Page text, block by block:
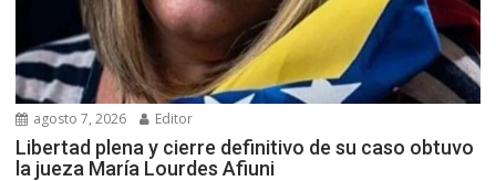
agosto 7, 2026 Editor
Libertad plena y cierre definitivo de su caso obtuvo
la jueza María Lourdes Afiuni